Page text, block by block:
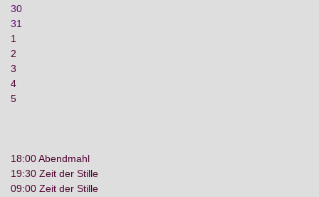
30
31
1
2
3
4
5
18:00 Abendmahl
19:30 Zeit der Stille
09:00 Zeit der Stille